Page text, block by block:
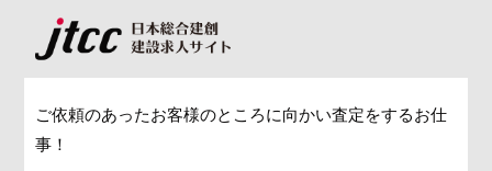
ご依頼のあったお客様のところに向かい査定をするお仕
事！